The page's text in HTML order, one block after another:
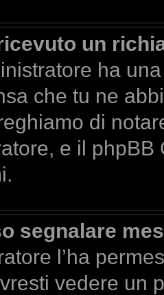
un
ha
che tu ne
di
e il
segnalare
l’ha
vedere un